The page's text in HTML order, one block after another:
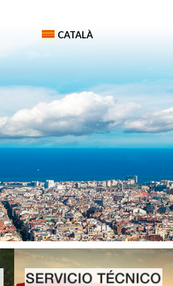
CATALÀ